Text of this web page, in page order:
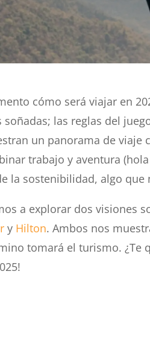
cómo será viajar en
soñadas; las reglas del
un panorama de viaje
trabajo y aventura
la sostenibilidad, algo
a explorar dos visiones
y Hilton. Ambos nos
tomará el turismo. ¿Te